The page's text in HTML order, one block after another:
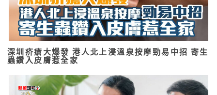
深圳疥瘡大爆發 港人北上浸溫泉按摩勁易中招 寄生
蟲鑽入皮膚惹全家